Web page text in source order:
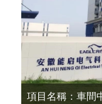
項目名稱：車間